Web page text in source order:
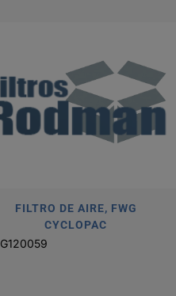
FILTRO DE AIRE, FWG
CYCLOPAC
G120059